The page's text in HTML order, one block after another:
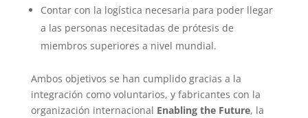
Contar con la logística necesaria para poder llegar
a las personas necesitadas de prótesis de
miembros superiores a nivel mundial.
Ambos objetivos se han cumplido gracias a la
integración como voluntarios, y fabricantes con la
organización internacional Enabling the Future, la